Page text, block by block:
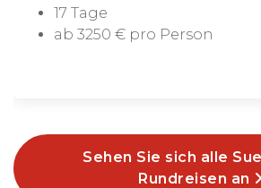
17 Tage
ab 3250 € pro Person
Sehen Sie sich alle
Rundreisen an